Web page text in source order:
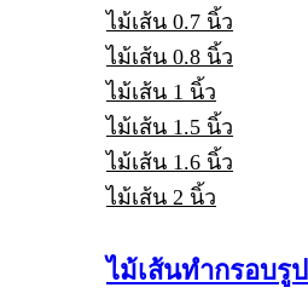
ไม้เส้น 0.7 นิ้ว
ไม้เส้น 0.8 นิ้ว
ไม้เส้น 1 นิ้ว
ไม้เส้น 1.5 นิ้ว
ไม้เส้น 1.6 นิ้ว
ไม้เส้น 2 นิ้ว
ไม้เส้นทำกรอบรูป